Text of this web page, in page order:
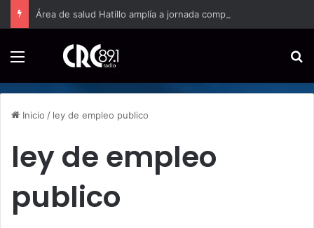
Inicio / ley de empleo publico
ley de empleo
publico